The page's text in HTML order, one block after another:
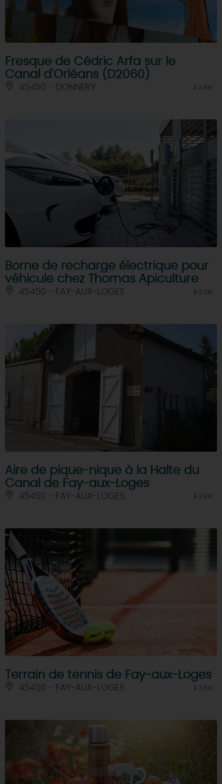
Fresque de Cédric Arfa sur le
Canal d'Orléans (D2060)
45450 - DONNERY À 2 KM
Borne de recharge électrique pour
véhicule chez Thomas Apiculture
45450 - FAY-AUX-LOGES À 2 KM
Aire de pique-nique à la Halte du
Canal de Fay-aux-Loges
45450 - FAY-AUX-LOGES À 3 KM
Terrain de tennis de Fay-aux-Loges
45450 - FAY-AUX-LOGES À 3 KM